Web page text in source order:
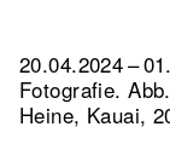
20.04.2024 –
Fotografie.
Heine, Kauai,